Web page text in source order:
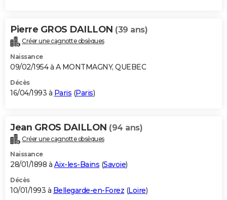
Pierre GROS DAILLON (39 ans)
Créer une cagnotte obsèques
Naissance
09/02/1954 à A MONTMAGNY, QUEBEC
Décès
16/04/1993 à Paris (Paris)
Jean GROS DAILLON (94 ans)
Créer une cagnotte obsèques
Naissance
28/01/1898 à Aix-les-Bains (Savoie)
Décès
10/01/1993 à Bellegarde-en-Forez (Loire)